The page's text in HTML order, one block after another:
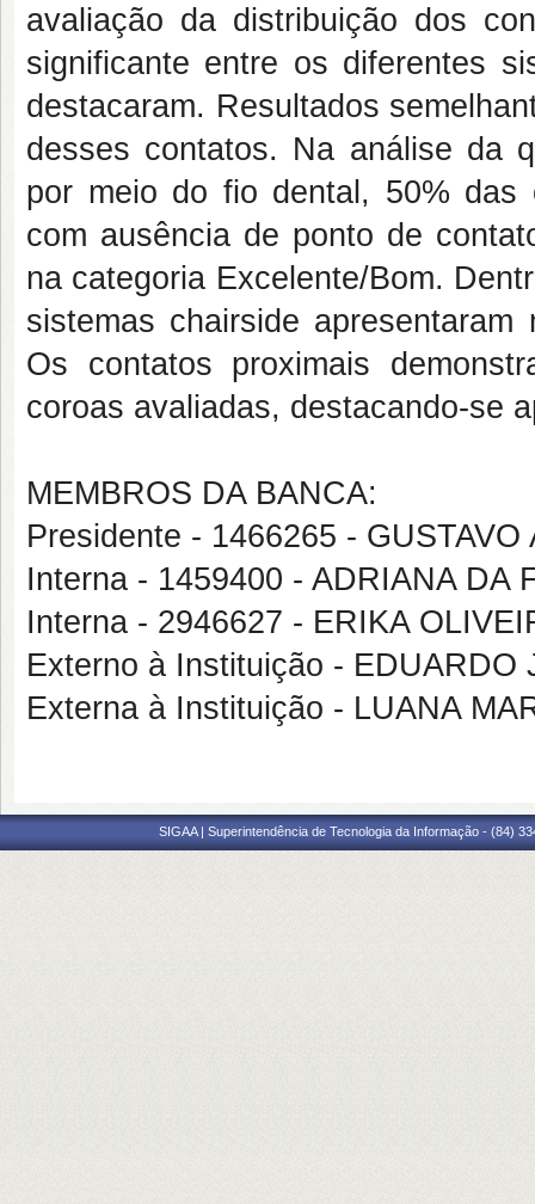
avaliação da distribuição dos
significante entre os diferentes
destacaram. Resultados
desses contatos. Na análise da
por meio do fio dental, 50% das
com ausência de ponto de
na categoria Excelente/Bom.
sistemas chairside
Os contatos proximais
coroas avaliadas, destacando-se
MEMBROS DA BANCA:
Presidente - 1466265 -
Interna - 1459400 - ADRIANA DA
Interna - 2946627 - ERIKA
Externo à Instituição - EDUARDO
Externa à Instituição - LUANA
SIGAA | Superintendência de Tecnologia da Informação - (84)